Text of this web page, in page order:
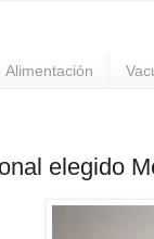
Alimentación
elegido